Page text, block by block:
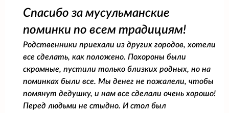
Спасибо за мусульманские
поминки по всем традициям!
Родственники приехали из других городов, хотели
все сделать, как положено. Похороны были
скромные, пустили только близких родных, но на
поминках были все. Мы денег не пожалели, чтобы
помянут дедушку, и нам все сделали очень хорошо!
Перед людьми не стыдно. И стол был